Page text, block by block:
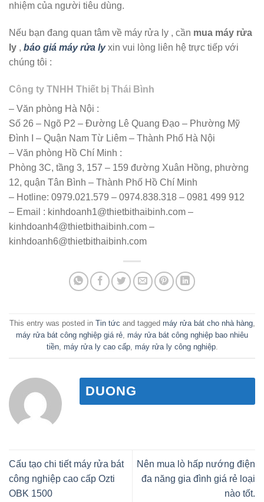
nhiệm của người tiêu dùng.
Nếu bạn đang quan tâm về máy rửa ly , cần mua máy rửa
ly , báo giá máy rửa lyxin vui lòng liên hệ trực tiếp với
chúng tôi :
Công ty TNHH Thiết bị Thái Bình
– Văn phòng Hà Nội :
Số 26 – Ngõ P2 – Đường Lê Quang Đạo – Phường Mỹ
Đình I – Quận Nam Từ Liêm – Thành Phố Hà Nội
– Văn phòng Hồ Chí Minh :
Phòng 3C, tầng 3, 157 – 159 đường Xuân Hồng, phường
12, quận Tân Bình – Thành Phố Hồ Chí Minh
– Hotline: 0979.021.579 – 0974.838.318 – 0981 499 912
– Email : kinhdoanh1@thietbithaibinh.com –
kinhdoanh4@thietbithaibinh.com –
kinhdoanh6@thietbithaibinh.com
This entry was posted in Tin tức and tagged máy rửa bát cho nhà hàng,
máy rửa bát công nghiệp giá rẻ, máy rửa bát công nghiệp bao nhiêu
tiền, máy rửa ly cao cấp, máy rửa ly công nghiệp.
DUONG
Cấu tạo chi tiết máy rửa bát
công nghiệp cao cấp Ozti
OBK 1500
Nên mua lò hấp nướng điện
đa năng gia đình giá rẻ loại
nào tốt.